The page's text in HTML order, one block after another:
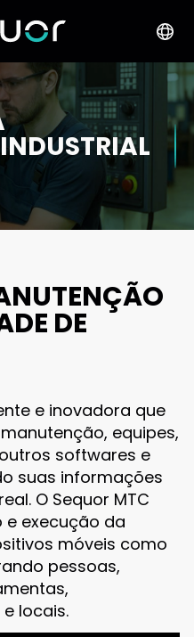
DE
e inovadora que
equipes,
softwares e
suas informações
O Sequor MTC
execução da
móveis como
pessoas,
locais.